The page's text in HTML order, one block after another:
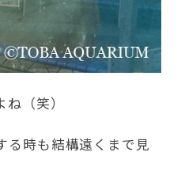
（笑）
る時も結構遠くまで見